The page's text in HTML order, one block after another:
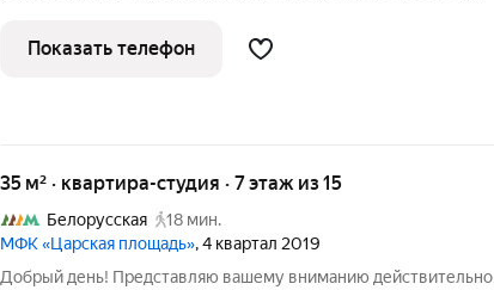
площадь»). Этаж: 9 из 12. Откройте для себя комфорт
продуманного
Показать телефон
35 м² · квартира-студия · 7 этаж из 15
Белорусская
18 мин.
МФК «Царская площадь», 4 квартал 2019
Добрый день! Представляю вашему вниманию действительно